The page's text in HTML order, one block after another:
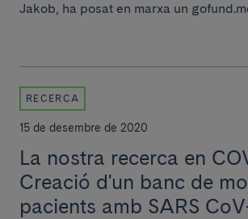
Jakob, ha posat en marxa un
RECERCA
15 de desembre de 2020
La nostra recerca en
Creació d'un banc de
pacients amb SARS